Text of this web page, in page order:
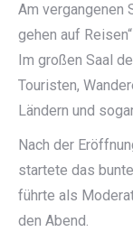
Am vergangenen
gehen auf
Im großen Saal
Touristen,
Ländern und
Nach der
startete das
führte als
den Abend.